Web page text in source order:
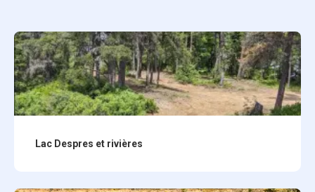
Lac Despres et rivières